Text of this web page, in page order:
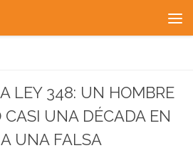
LEY 348: UN HOMBRE
CASI UNA DÉCADA EN
UNA FALSA